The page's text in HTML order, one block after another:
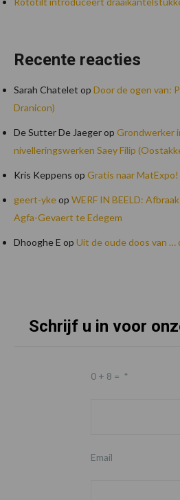
Recente reacties
Sarah Chatelet op Door de ogen van:
Dranicon)
De Sutter De Jaegerop Grondwerker
nivelleringswerken Saey Filip
Kris Keppens op Gratis naar MatExpo!
geert-ykeop WERF IN BEELD:
Agfa-Gevaert te Edegem
Dhooghe E op Uit de oude doos van
FooterSchrijf u in voor
0 + 8 = *
Email